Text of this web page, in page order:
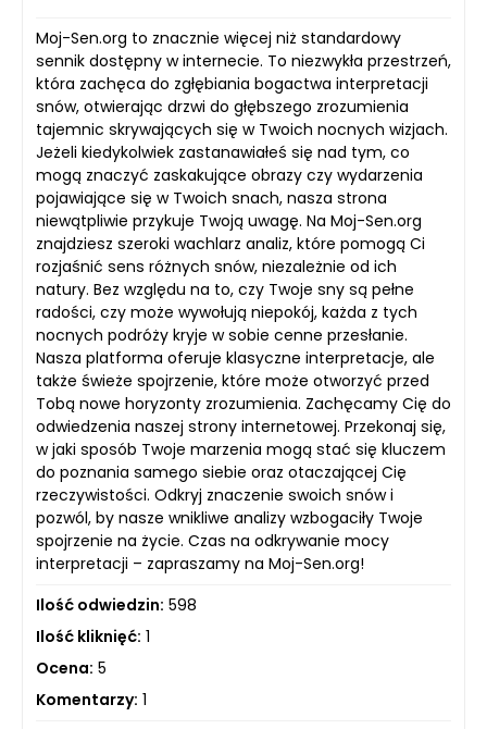
Moj-Sen.org to znacznie więcej niż standardowy
sennik dostępny w internecie. To niezwykła przestrzeń,
która zachęca do zgłębiania bogactwa interpretacji
snów, otwierając drzwi do głębszego zrozumienia
tajemnic skrywających się w Twoich nocnych wizjach.
Jeżeli kiedykolwiek zastanawiałeś się nad tym, co
mogą znaczyć zaskakujące obrazy czy wydarzenia
pojawiające się w Twoich snach, nasza strona
niewątpliwie przykuje Twoją uwagę. Na Moj-Sen.org
znajdziesz szeroki wachlarz analiz, które pomogą Ci
rozjaśnić sens różnych snów, niezależnie od ich
natury. Bez względu na to, czy Twoje sny są pełne
radości, czy może wywołują niepokój, każda z tych
nocnych podróży kryje w sobie cenne przesłanie.
Nasza platforma oferuje klasyczne interpretacje, ale
także świeże spojrzenie, które może otworzyć przed
Tobą nowe horyzonty zrozumienia. Zachęcamy Cię do
odwiedzenia naszej strony internetowej. Przekonaj się,
w jaki sposób Twoje marzenia mogą stać się kluczem
do poznania samego siebie oraz otaczającej Cię
rzeczywistości. Odkryj znaczenie swoich snów i
pozwól, by nasze wnikliwe analizy wzbogaciły Twoje
spojrzenie na życie. Czas na odkrywanie mocy
interpretacji – zapraszamy na Moj-Sen.org!
Ilość odwiedzin: 598
Ilość kliknięć: 1
Ocena: 5
Komentarzy: 1